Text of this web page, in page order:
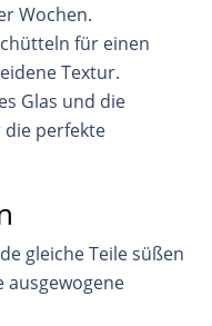
Wochen.
für einen
Textur.
Glas und die
perfekte
gleiche Teile süßen